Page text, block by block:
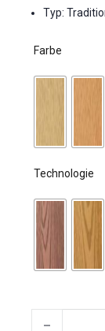
Typ:
Farbe
Technologie
High